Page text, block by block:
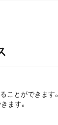
ことができます
ます。